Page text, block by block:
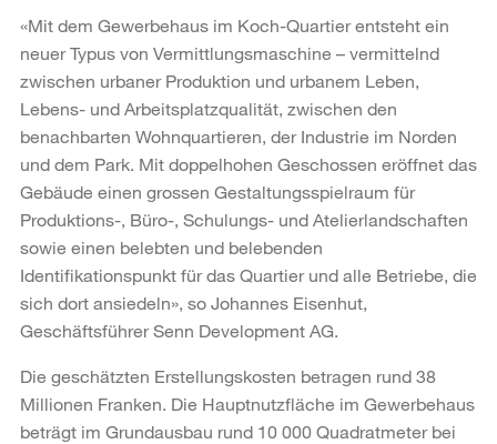
«Mit dem Gewerbehaus im Koch-Quartier entsteht ein
neuer Typus von Vermittlungsmaschine – vermittelnd
zwischen urbaner Produktion und urbanem Leben,
Lebens- und Arbeitsplatzqualität, zwischen den
benachbarten Wohnquartieren, der Industrie im Norden
und dem Park. Mit doppelhohen Geschossen eröffnet das
Gebäude einen grossen Gestaltungsspielraum für
Produktions-, Büro-, Schulungs- und Atelierlandschaften
sowie einen belebten und belebenden
Identifikationspunkt für das Quartier und alle Betriebe, die
sich dort ansiedeln», so Johannes Eisenhut,
Geschäftsführer Senn Development AG.
Die geschätzten Erstellungskosten betragen rund 38
Millionen Franken. Die Hauptnutzfläche im Gewerbehaus
beträgt im Grundausbau rund 10 000 Quadratmeter bei